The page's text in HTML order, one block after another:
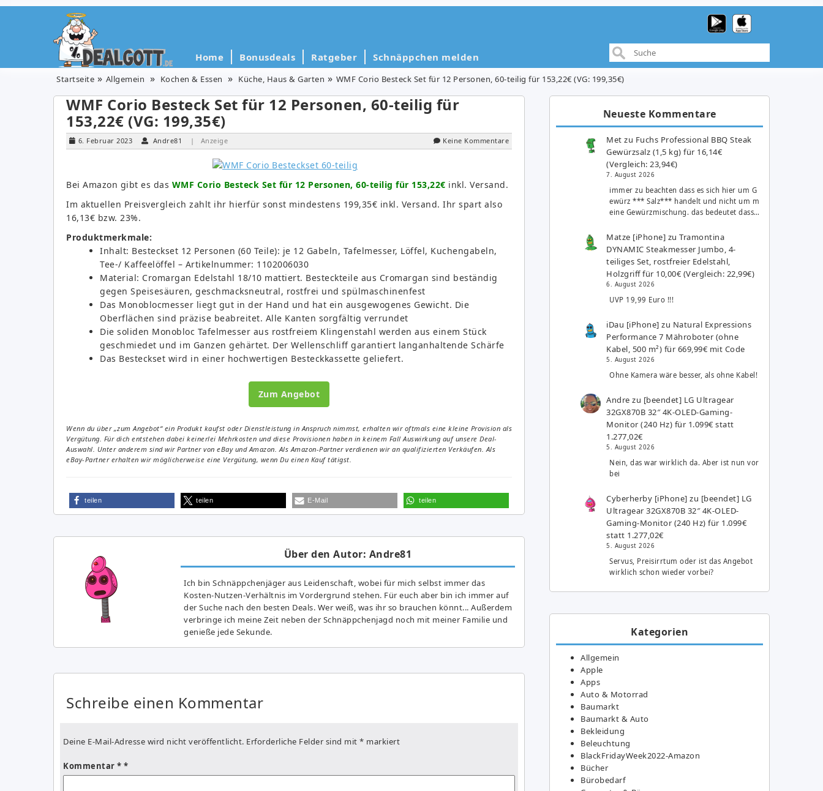
Home Bonusdeals Ratgeber Schnäppchen melden
Startseite Allgemein Kochen & Essen Küche, Haus & Garten WMF Corio Besteck Set für 12 Personen, 60-teilig für 153,22€ (VG: 199,35€)
WMF Corio Besteck Set für 12 Personen, 60-teilig für
153,22€ (VG: 199,35€)
6. Februar 2023 Andre81 | Anzeige Keine Kommentare
Bei Amazon gibt es das WMF Corio Besteck Set für 12 Personen, 60-teilig für 153,22€ inkl. Versand.
Im aktuellen Preisvergleich zahlt ihr hierfür sonst mindestens 199,35€ inkl. Versand. Ihr spart also
16,13€ bzw. 23%.
Produktmerkmale:
Inhalt: Besteckset 12 Personen (60 Teile): je 12 Gabeln, Tafelmesser, Löffel, Kuchengabeln,
Tee-/ Kaffeelöffel – Artikelnummer: 1102006030
Material: Cromargan Edelstahl 18/10 mattiert. Besteckteile aus Cromargan sind beständig
gegen Speisesäuren, geschmacksneutral, rostfrei und spülmaschinenfest
Das Monoblocmesser liegt gut in der Hand und hat ein ausgewogenes Gewicht. Die
Oberflächen sind präzise beabreitet. Alle Kanten sorgfältig verrundet
Die soliden Monobloc Tafelmesser aus rostfreiem Klingenstahl werden aus einem Stück
geschmiedet und im Ganzen gehärtet. Der Wellenschliff garantiert langanhaltende Schärfe
Das Besteckset wird in einer hochwertigen Besteckkassette geliefert.
Zum Angebot
Wenn du über „zum Angebot“ ein Produkt kaufst oder Dienstleistung in Anspruch nimmst, erhalten wir oftmals eine kleine Provision als
Vergütung. Für dich entstehen dabei keinerlei Mehrkosten und diese Provisionen haben in keinem Fall Auswirkung auf unsere Deal-
Auswahl. Unter anderem sind wir Partner von eBay und Amazon. Als Amazon-Partner verdienen wir an qualifizierten Verkäufen. Als
eBay-Partner erhalten wir möglicherweise eine Vergütung, wenn Du einen Kauf tätigst.
teilen teilen E-Mail teilen
Über den Autor: Andre81
Ich bin Schnäppchenjäger aus Leidenschaft, wobei für mich selbst immer das
Kosten-Nutzen-Verhältnis im Vordergrund stehen. Für euch aber bin ich immer auf
der Suche nach den besten Deals. Wer weiß, was ihr so brauchen könnt... Außerdem
verbringe ich meine Zeit neben der Schnäppchenjagd noch mit meiner Familie und
genieße jede Sekunde.
Schreibe einen Kommentar
Deine E-Mail-Adresse wird nicht veröffentlicht. Erforderliche Felder sind mit * markiert
Kommentar *
Neueste Kommentare
Met zu Fuchs Professional BBQ Steak
Gewürzsalz (1,5 kg) für 16,14€
(Vergleich: 23,94€)
7. August 2026
immer zu beachten dass es sich hier um G
ewürz *** Salz*** handelt und nicht um m
eine Gewürzmischung. das bedeutet dass…
Matze [iPhone] zuTramontina
DYNAMIC Steakmesser Jumbo, 4-
teiliges Set, rostfreier Edelstahl,
Holzgriff für 10,00€ (Vergleich: 22,99€)
6. August 2026
UVP 19,99 Euro !!!
iDau [iPhone] zu Natural Expressions
Performance 7 Mähroboter (ohne
Kabel, 500 m²) für 669,99€ mit Code
5. August 2026
Ohne Kamera wäre besser, als ohne Kabel!
Andre zu [beendet] LG Ultragear
32GX870B 32″ 4K-OLED-Gaming-
Monitor (240 Hz) für 1.099€ statt
1.277,02€
5. August 2026
Nein, das war wirklich da. Aber ist nun vor
bei
Cyberherby [iPhone] zu [beendet] LG
Ultragear 32GX870B 32″ 4K-OLED-
Gaming-Monitor (240 Hz) für 1.099€
statt 1.277,02€
5. August 2026
Servus, Preisirrtum oder ist das Angebot
wirklich schon wieder vorbei?
Kategorien
Allgemein
Apple
Apps
Auto & Motorrad
Baumarkt
Baumarkt & Auto
Bekleidung
Beleuchtung
BlackFridayWeek2022-Amazon
Bücher
Bürobedarf